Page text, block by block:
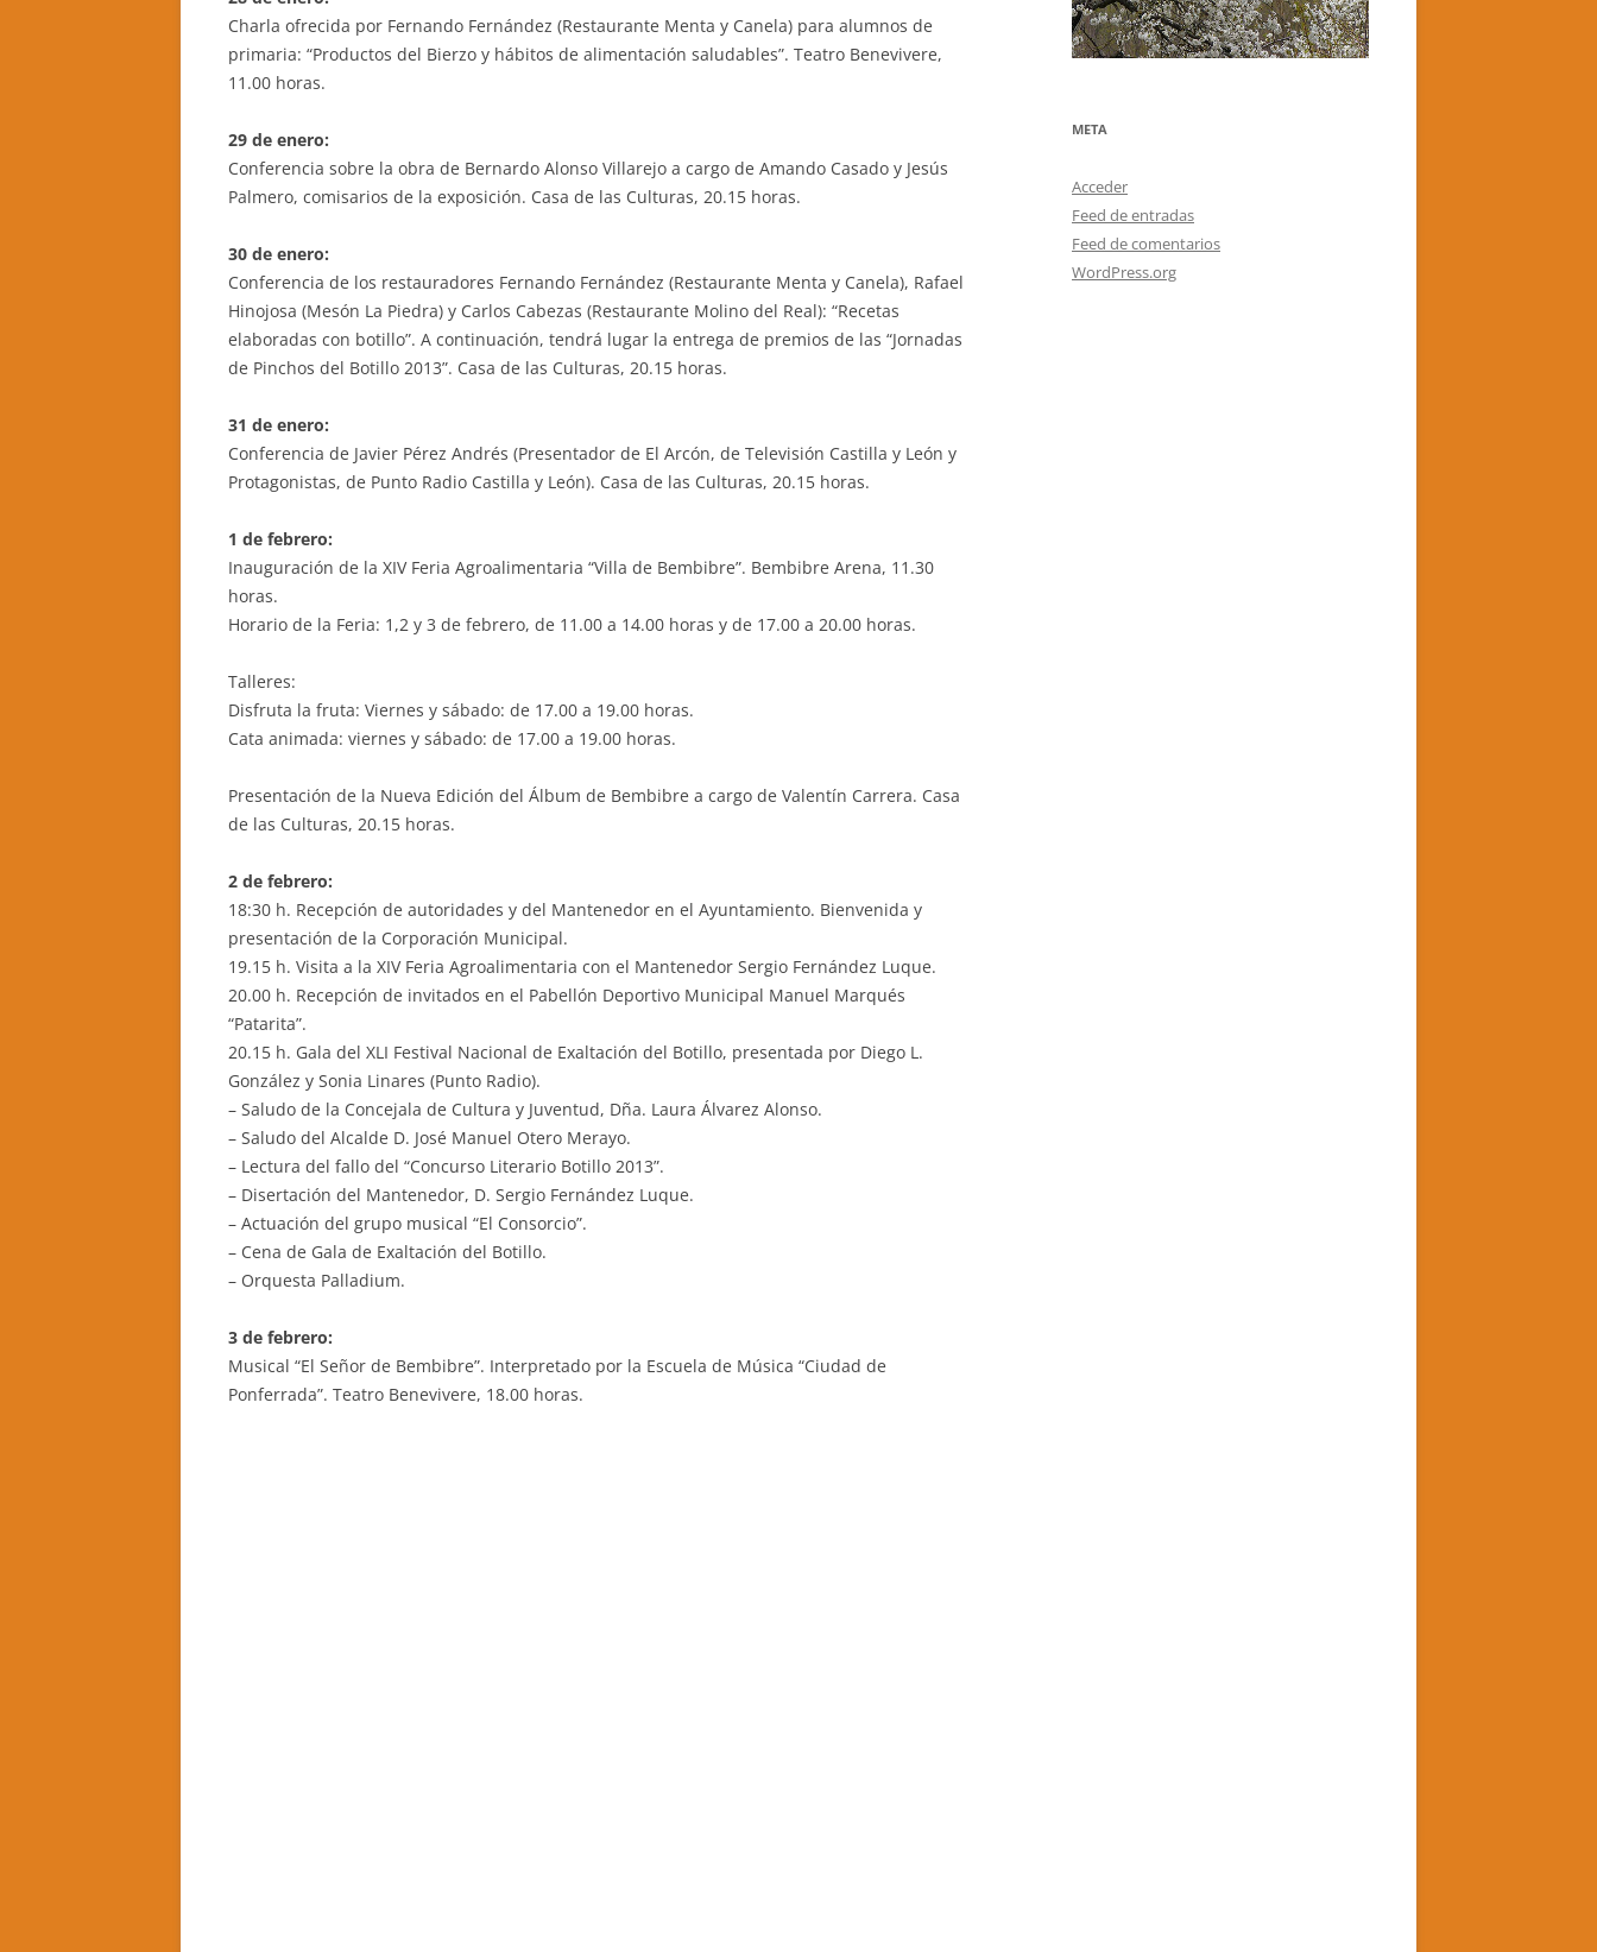
Charla ofrecida por Fernando Fernández (Restaurante Menta y Canela) para alumnos de
primaria: “Productos del Bierzo y hábitos de alimentación saludables”. Teatro Benevivere,
11.00 horas.
29 de enero:
Conferencia sobre la obra de Bernardo Alonso Villarejo a cargo de Amando Casado y Jesús
Palmero, comisarios de la exposición. Casa de las Culturas, 20.15 horas.
30 de enero:
Conferencia de los restauradores Fernando Fernández (Restaurante Menta y Canela), Rafael
Hinojosa (Mesón La Piedra) y Carlos Cabezas (Restaurante Molino del Real): “Recetas
elaboradas con botillo”. A continuación, tendrá lugar la entrega de premios de las “Jornadas
de Pinchos del Botillo 2013”. Casa de las Culturas, 20.15 horas.
31 de enero:
Conferencia de Javier Pérez Andrés (Presentador de El Arcón, de Televisión Castilla y León y
Protagonistas, de Punto Radio Castilla y León). Casa de las Culturas, 20.15 horas.
1 de febrero:
Inauguración de la XIV Feria Agroalimentaria “Villa de Bembibre”. Bembibre Arena, 11.30
horas.
Horario de la Feria: 1,2 y 3 de febrero, de 11.00 a 14.00 horas y de 17.00 a 20.00 horas.
Talleres:
Disfruta la fruta: Viernes y sábado: de 17.00 a 19.00 horas.
Cata animada: viernes y sábado: de 17.00 a 19.00 horas.
Presentación de la Nueva Edición del Álbum de Bembibre a cargo de Valentín Carrera. Casa
de las Culturas, 20.15 horas.
2 de febrero:
18:30 h. Recepción de autoridades y del Mantenedor en el Ayuntamiento. Bienvenida y
presentación de la Corporación Municipal.
19.15 h. Visita a la XIV Feria Agroalimentaria con el Mantenedor Sergio Fernández Luque.
20.00 h. Recepción de invitados en el Pabellón Deportivo Municipal Manuel Marqués
“Patarita”.
20.15 h. Gala del XLI Festival Nacional de Exaltación del Botillo, presentada por Diego L.
González y Sonia Linares (Punto Radio).
– Saludo de la Concejala de Cultura y Juventud, Dña. Laura Álvarez Alonso.
– Saludo del Alcalde D. José Manuel Otero Merayo.
– Lectura del fallo del “Concurso Literario Botillo 2013”.
– Disertación del Mantenedor, D. Sergio Fernández Luque.
– Actuación del grupo musical “El Consorcio”.
– Cena de Gala de Exaltación del Botillo.
– Orquesta Palladium.
3 de febrero:
Musical “El Señor de Bembibre”. Interpretado por la Escuela de Música “Ciudad de
Ponferrada”. Teatro Benevivere, 18.00 horas.
META
Acceder
Feed de entradas
Feed de comentarios
WordPress.org